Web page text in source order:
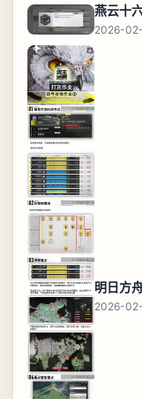
燕云十
2026-
2026-